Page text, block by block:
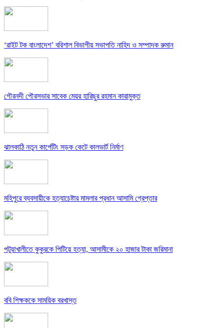
‘রাইট টক বাংলাদেশ’ বরিশাল বিভাগীয় সভাপতি নাহিদ ও সম্পাদক রুমান
গৌরনদী পৌরসভার সাবেক মেয়র হারিছুর রহমান কারামুক্ত
ঝালকাঠি নতুন কার্পেটিং সড়ক কেটে কালভার্ট নির্মাণ
মহিপুরে ব্যবসায়ীকে হত্যাচেষ্টার মামলার প্রধান আসামি গ্রেপ্তার
পটুয়াখালীতে কুকুরকে পিটিয়ে হত্যা, আসামীকে ২০ হাজার টাকা জরিমানা
ববি শিক্ষককে সাময়িক বরখাস্ত